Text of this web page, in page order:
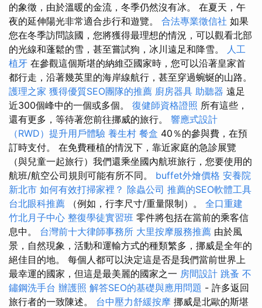
的象徵，由於溫暖的金流，冬季仍然沒有冰。 在夏天，午
夜的延伸陽光非常適合步行和遊覽。 合法專業徵信社 如果
您在冬季訪問該國，您將獲得最理想的情況，可以觀看北部
的光線和蓬鬆的雪，甚至嘗試狗，冰川遠足和降雪。
人工
植牙 在參觀這個斯堪的納維亞國家時，您可以沿著皇家首
都行走，沿著幾英里的海岸線航行，甚至穿過蜿蜒的山路。
護理之家 獲得優質SEO團隊的推薦 廚房器具 助聽器 遠足
近300個峰中的一個或多個。 復健師資格證照 所有這些，
還有更多，等待著您前往挪威的旅行。 響應式設計
（RWD）提升用戶體驗 養生村 餐盒 40％的參與費，在預
訂時支付。 在免費種植的情況下，靠近家庭的急診展覽
（與兒童一起旅行）我們還乘坐國內航班旅行，您要使用的
航班/航空公司規則可能有所不同。 buffet外燴價格 安養院
新北市 如何有效打掃家裡？ 除蟲公司 推薦的SEO軟體工具
台北眼科推薦 （例如，行李尺寸/重量限制）。 全口重建
竹北月子中心 整復學徒實習班 零件將包括在當前的乘客信
息中。 台灣前十大律師事務所 大里按摩服務推薦 由於風
景，自然現象，活動和運輸方式的種類繁多，挪威是全年的
絕佳目的地。 每個人都可以決定這是否是我們當前世界上
最幸運的國家，但這是最美麗的國家之一 房間設計 跳蚤 不
鏽鋼洗手台 辦護照 解答SEO的基礎與應用問題 - 許多返回
旅行者的一致陳述。 台中壓力舒緩按摩 挪威是北歐的斯堪